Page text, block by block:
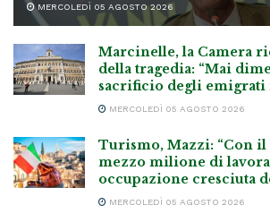
MERCOLEDÌ 05 AGOSTO 2026
Marcinelle, la Camera
della tragedia: “Mai
sacrificio degli emigrati
MERCOLEDÌ 05 AGOSTO 2026
Turismo, Mazzi: “Con
mezzo milione di
occupazione cresciuta
MERCOLEDÌ 05 AGOSTO 2026